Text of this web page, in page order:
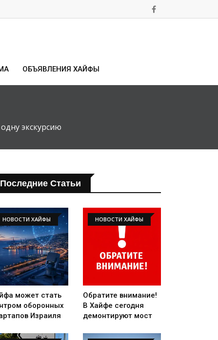
ОБЪЯВЛЕНИЯ ХАЙФЫ
экскурсию
Последние Статьи
НОВОСТИ ХАЙФЫ
может стать
оборонных
Израиля
НОВОСТИ ХАЙФЫ
Обратите внимание!
В Хайфе сегодня
демонтируют мост